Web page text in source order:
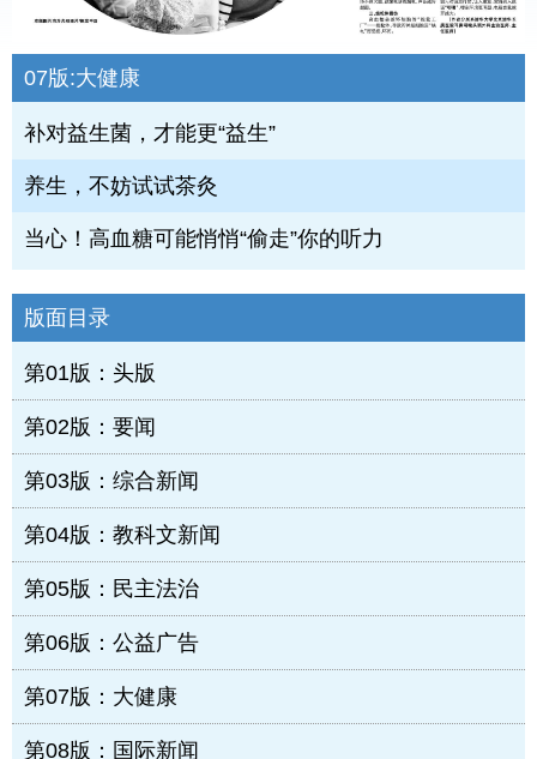
07版:大健康
补对益生菌，才能更“益生”
养生，不妨试试茶灸
当心！高血糖可能悄悄“偷走”你的听力
版面目录
第01版：头版
第02版：要闻
第03版：综合新闻
第04版：教科文新闻
第05版：民主法治
第06版：公益广告
第07版：大健康
第08版：国际新闻